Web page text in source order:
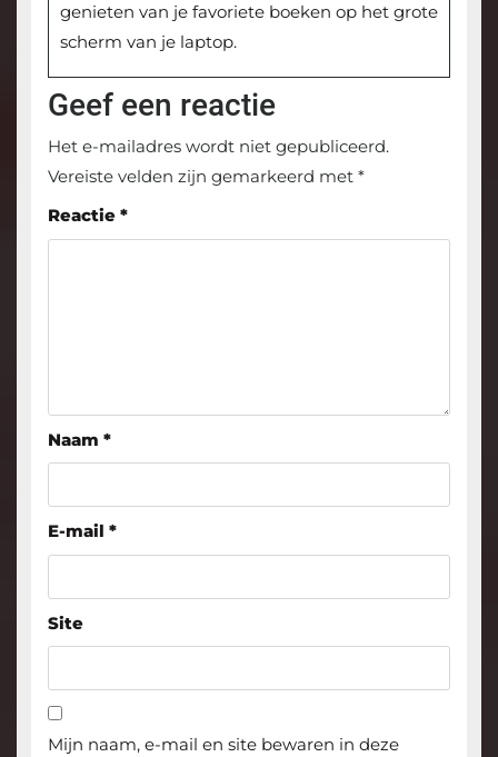
genieten van je favoriete boeken op het grote
scherm van je laptop.
Geef een reactie
Het e-mailadres wordt niet gepubliceerd.
Vereiste velden zijn gemarkeerd met *
Reactie *
Naam *
E-mail *
Site
Mijn naam, e-mail en site bewaren in deze